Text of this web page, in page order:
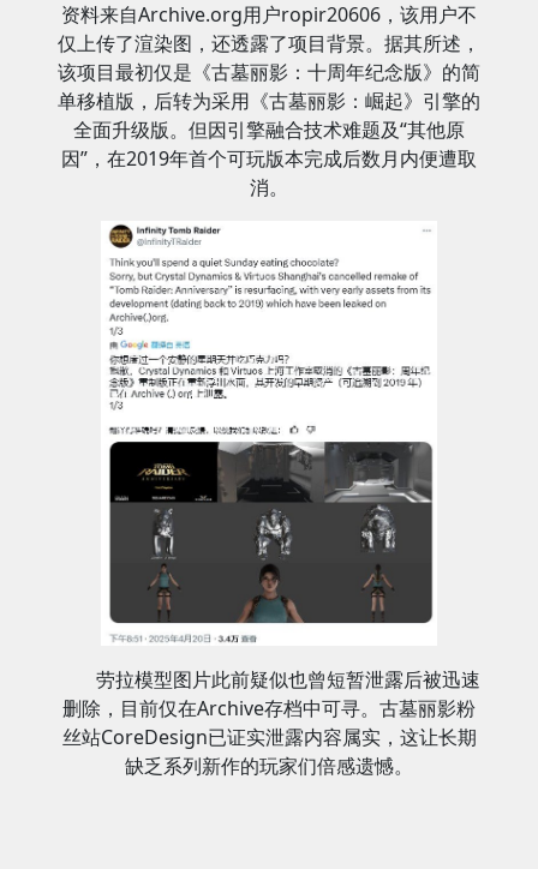
资料来自Archive.org用户ropir20606，该用户不
仅上传了渲染图，还透露了项目背景。据其所述，
该项目最初仅是《古墓丽影：十周年纪念版》的简
单移植版，后转为采用《古墓丽影：崛起》引擎的
全面升级版。但因引擎融合技术难题及“其他原
因”，在2019年首个可玩版本完成后数月内便遭取
消。
劳拉模型图片此前疑似也曾短暂泄露后被迅速
删除，目前仅在Archive存档中可寻。古墓丽影粉
丝站CoreDesign已证实泄露内容属实，这让长期
缺乏系列新作的玩家们倍感遗憾。